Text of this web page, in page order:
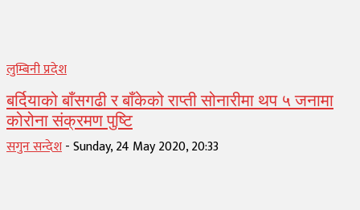
लुम्बिनी प्रदेश
बर्दियाको बाँसगढी र बाँकेको राप्ती सोनारीमा थप ५ जनामा
कोरोना संक्रमण पुष्टि
सगुन सन्देश-Sunday, 24 May 2020, 20:33